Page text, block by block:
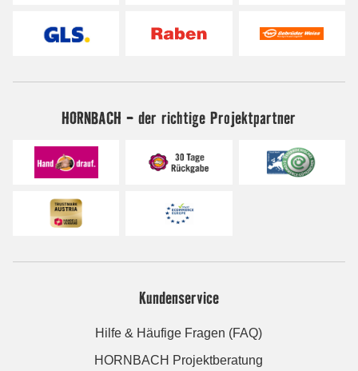
HORNBACH - der richtige Projektpartner
Kundenservice
Hilfe & Häufige Fragen (FAQ)
HORNBACH Projektberatung